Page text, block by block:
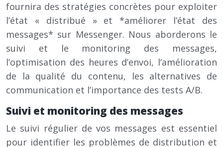
fournira des stratégies concrètes pour exploiter
l’état « distribué » et *améliorer l’état des
messages* sur Messenger. Nous aborderons le
suivi et le monitoring des messages,
l’optimisation des heures d’envoi, l’amélioration
de la qualité du contenu, les alternatives de
communication et l’importance des tests A/B.
Suivi et monitoring des messages
Le suivi régulier de vos messages est essentiel
pour identifier les problèmes de distribution et